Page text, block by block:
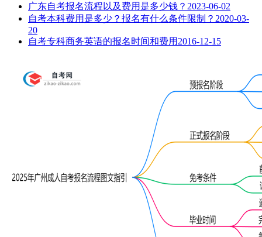
广东自考报名流程以及费用是多少钱？ 2023-06-02
自考本科费用是多少？报名有什么条件限制？ 2020-03-
20
自考专科商务英语的报名时间和费用 2016-12-15